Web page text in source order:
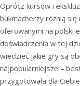
Oprócz kursów i
bukmacherzy różnią się
oferowanymi na polski
doświadczenia w tej
wiedzieć jakie gry są
najpopularniejsze –
przygotowała dla